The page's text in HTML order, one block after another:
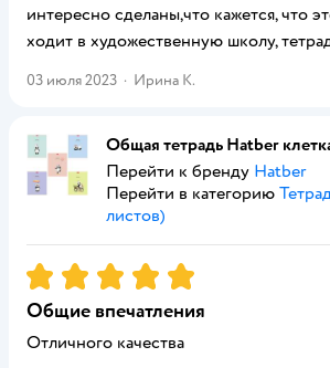
интересно сделаны,что кажется, что
ходит в художественную школу,
03 июля 2023 · Ирина К.
Общая тетрадь Hatber
Перейти к бренду Hatber
Перейти в категорию
листов)
Рейтинг:5
Общие впечатления
Отличного качества